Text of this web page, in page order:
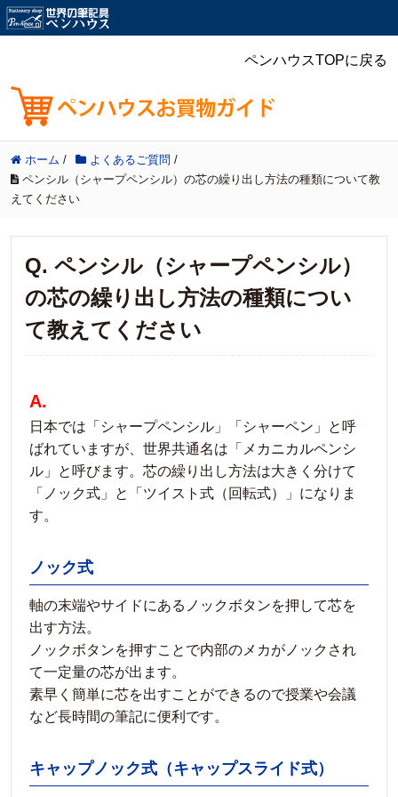
ペンハウスTOPに戻る
ホーム / よくあるご質問 /
ペンシル（シャープペンシル）の芯の繰り出し方法の種類について教
えてください
Q. ペンシル（シャープペンシル）
の芯の繰り出し方法の種類につい
て教えてください
A.
日本では「シャープペンシル」「シャーペン」と呼
ばれていますが、世界共通名は「メカニカルペンシ
ル」と呼びます。芯の繰り出し方法は大きく分けて
「ノック式」と「ツイスト式（回転式）」になりま
す。
ノック式
軸の末端やサイドにあるノックボタンを押して芯を
出す方法。
ノックボタンを押すことで内部のメカがノックされ
て一定量の芯が出ます。
素早く簡単に芯を出すことができるので授業や会議
など長時間の筆記に便利です。
キャップノック式（キャップスライド式）